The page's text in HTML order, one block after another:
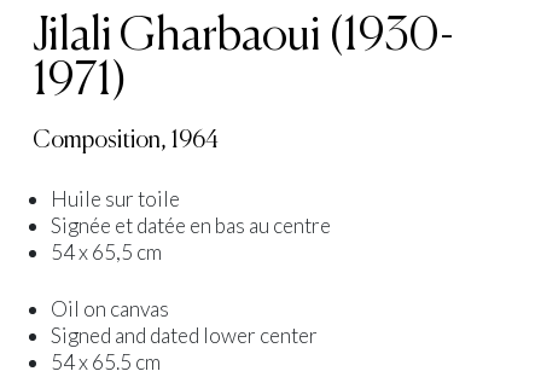
Jilali Gharbaoui (1930-
1971)
Composition, 1964
Huile sur toile
Signée et datée en bas au centre
54 x 65,5 cm
Oil on canvas
Signed and dated lower center
54 x 65.5 cm